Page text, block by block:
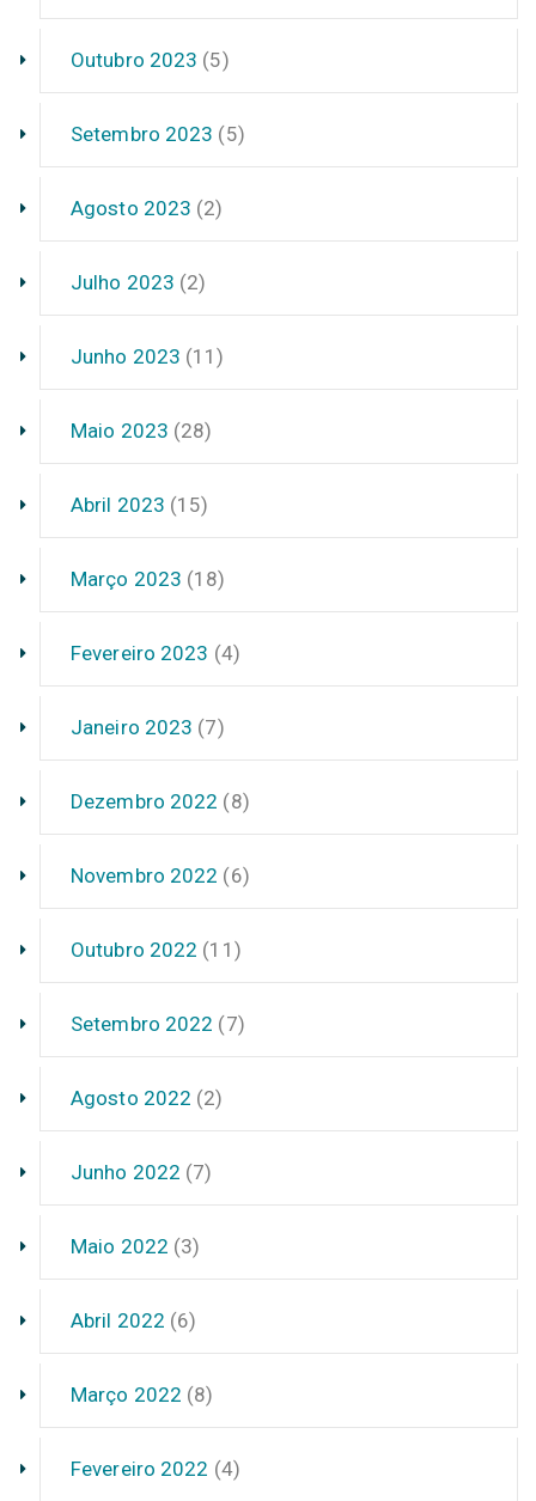
Outubro 2023 (5)
Setembro 2023 (5)
Agosto 2023 (2)
Julho 2023 (2)
Junho 2023 (11)
Maio 2023 (28)
Abril 2023 (15)
Março 2023 (18)
Fevereiro 2023 (4)
Janeiro 2023 (7)
Dezembro 2022 (8)
Novembro 2022 (6)
Outubro 2022 (11)
Setembro 2022 (7)
Agosto 2022 (2)
Junho 2022 (7)
Maio 2022 (3)
Abril 2022 (6)
Março 2022 (8)
Fevereiro 2022 (4)